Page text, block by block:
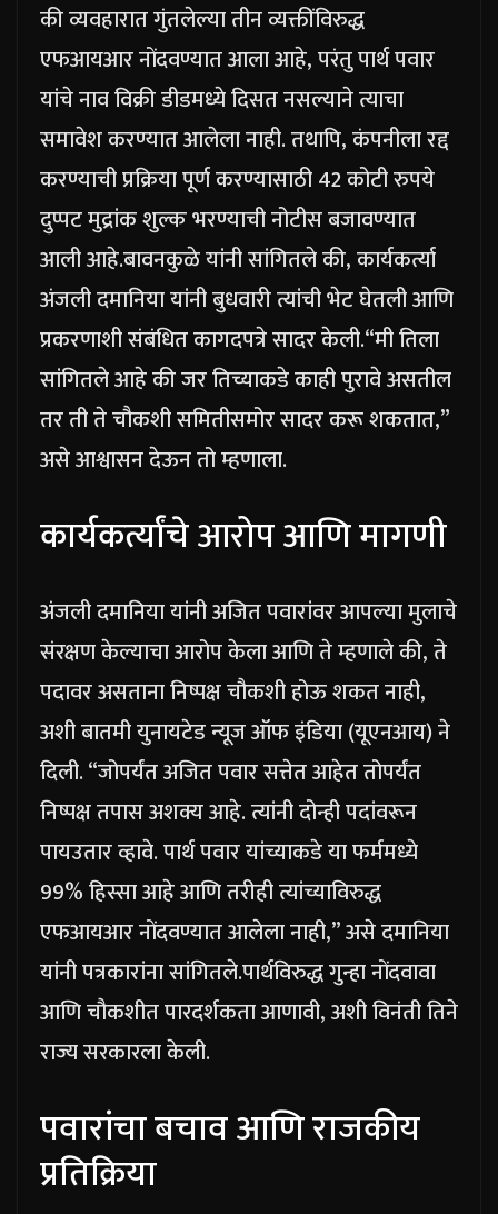
की व्यवहारात गुंतलेल्या तीन व्यक्तींविरुद्ध
एफआयआर नोंदवण्यात आला आहे, परंतु पार्थ पवार
यांचे नाव विक्री डीडमध्ये दिसत नसल्याने त्याचा
समावेश करण्यात आलेला नाही.तथापि, कंपनीला रद्द
करण्याची प्रक्रिया पूर्ण करण्यासाठी 42 कोटी रुपये
दुप्पट मुद्रांक शुल्क भरण्याची नोटीस बजावण्यात
आली आहे.बावनकुळे यांनी सांगितले की, कार्यकर्त्या
अंजली दमानिया यांनी बुधवारी त्यांची भेट घेतली आणि
प्रकरणाशी संबंधित कागदपत्रे सादर केली.“मी तिला
सांगितले आहे की जर तिच्याकडे काही पुरावे असतील
तर ती ते चौकशी समितीसमोर सादर करू शकतात,”
असे आश्वासन देऊन तो म्हणाला.
कार्यकर्त्यांचे आरोप आणि मागणी
अंजली दमानिया यांनी अजित पवारांवर आपल्या मुलाचे
संरक्षण केल्याचा आरोप केला आणि ते म्हणाले की, ते
पदावर असताना निष्पक्ष चौकशी होऊ शकत नाही,
अशी बातमी युनायटेड न्यूज ऑफ इंडिया (यूएनआय) ने
दिली.“जोपर्यंत अजित पवार सत्तेत आहेत तोपर्यंत
निष्पक्ष तपास अशक्य आहे. त्यांनी दोन्ही पदांवरून
पायउतार व्हावे. पार्थ पवार यांच्याकडे या फर्ममध्ये
99% हिस्सा आहे आणि तरीही त्यांच्याविरुद्ध
एफआयआर नोंदवण्यात आलेला नाही,” असे दमानिया
यांनी पत्रकारांना सांगितले.पार्थविरुद्ध गुन्हा नोंदवावा
आणि चौकशीत पारदर्शकता आणावी, अशी विनंती तिने
राज्य सरकारला केली.
पवारांचा बचाव आणि राजकीय
प्रतिक्रिया